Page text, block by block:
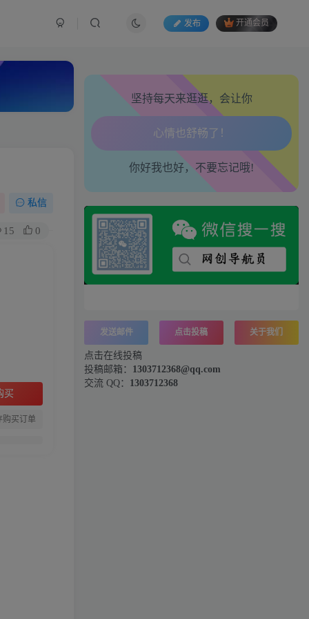
发布 开通会员
私信
15 0
买
购买订单
坚持每天来逛逛，会让你
生活也美好了！
心情也舒畅了！
腿也不痛了！
腰也不酸了！
你好我也好，不要忘记哦!
发送邮件 点击投稿 关于我们
点击在线投稿
投稿邮箱： 1303712368@qq.com
交流 QQ： 1303712368